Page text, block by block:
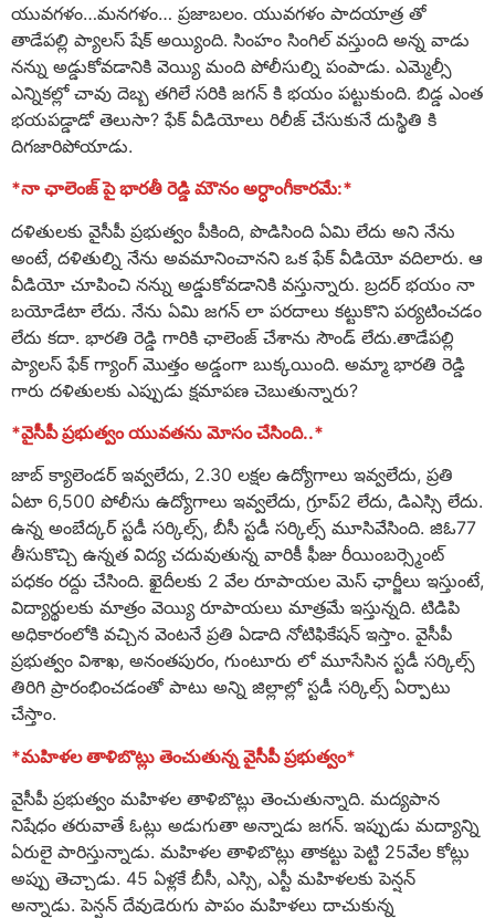
యువగళం…మనగళం… ప్రజాబలం. యువగళం పాదయాత్ర తో
తాడేపల్లి ప్యాలస్ షేక్ అయ్యింది. సింహం సింగిల్ వస్తుంది అన్న వాడు
నన్ను అడ్డుకోవడానికి వెయ్యి మంది పోలీసుల్ని పంపాడు. ఎమ్మెల్సీ
ఎన్నికల్లో చావు దెబ్బ తగిలే సరికి జగన్ కి భయం పట్టుకుంది. బిడ్డ ఎంత
భయపడ్డాడో తెలుసా? ఫేక్ వీడియోలు రిలీజ్ చేసుకునే దుస్థితి కి
దిగజారిపోయాడు.
*నా ఛాలెంజ్ పై భారతీ రెడ్డి మౌనం అర్ధాంగీకారమే:*
దళితులకు వైసీపీ ప్రభుత్వం పీకింది, పొడిసింది ఏమి లేదు అని నేను
అంటే, దళితుల్ని నేను అవమానించానని ఒక ఫేక్ వీడియో వదిలారు. ఆ
వీడియో చూపించి నన్ను అడ్డుకోవడానికి వస్తున్నారు. బ్రదర్ భయం నా
బయోడేటా లేదు. నేను ఏమి జగన్ లా పరదాలు కట్టుకొని పర్యటించడం
లేదు కదా. భారతి రెడ్డి గారికి ఛాలెంజ్ చేశాను సౌండ్ లేదు.తాడేపల్లి
ప్యాలస్ ఫేక్ గ్యాంగ్ మొత్తం అడ్డంగా బుక్కయింది. అమ్మా భారతి రెడ్డి
గారు దళితులకు ఎప్పుడు క్షమాపణ చెబుతున్నారు?
*వైసీపీ ప్రభుత్వం యువతను మోసం చేసింది..*
జాబ్ క్యాలెండర్ ఇవ్వలేదు, 2.30 లక్షల ఉద్యోగాలు ఇవ్వలేదు, ప్రతి
ఏటా 6,500 పోలీసు ఉద్యోగాలు ఇవ్వలేదు, గ్రూప్2 లేదు, డిఎస్సి లేదు.
ఉన్న అంబేద్కర్ స్టడీ సర్కిల్స్, బీసీ స్టడీ సర్కిల్స్ మూసివేసింది. జిఓ77
తీసుకొచ్చి ఉన్నత విద్య చదువుతున్న వారికీ ఫీజు రీయింబర్స్మెంట్
పధకం రద్దు చేసింది. ఖైదీలకు 2 వేల రూపాయల మెస్ ఛార్జీలు ఇస్తుంటే,
విద్యార్థులకు మాత్రం వెయ్యి రూపాయలు మాత్రమే ఇస్తున్నది. టిడిపి
అధికారంలోకి వచ్చిన వెంటనే ప్రతి ఏడాది నోటిఫికేషన్ ఇస్తాం. వైసీపీ
ప్రభుత్వం విశాఖ, అనంతపురం, గుంటూరు లో మూసేసిన స్టడీ సర్కిల్స్
తిరిగి ప్రారంభించడంతో పాటు అన్ని జిల్లాల్లో స్టడీ సర్కిల్స్ ఏర్పాటు
చేస్తాం.
*మహిళల తాళిబొట్లు తెంచుతున్న వైసీపీ ప్రభుత్వం*
వైసీపీ ప్రభుత్వం మహిళల తాళిబొట్లు తెంచుతున్నాది. మద్యపాన
నిషేధం తరువాతే ఓట్లు అడుగుతా అన్నాడు జగన్. ఇప్పుడు మద్యాన్ని
ఏరులై పారిస్తున్నాడు. మహిళల తాళిబొట్లు తాకట్టు పెట్టి 25వేల కోట్లు
అప్పు తెచ్చాడు. 45 ఏళ్లకే బీసీ, ఎస్సి, ఎస్టీ మహిళలకు పెన్షన్
అన్నాడు. పెన్షన్ దేవుడెరుగు పాపం మహిళలు దాచుకున్న